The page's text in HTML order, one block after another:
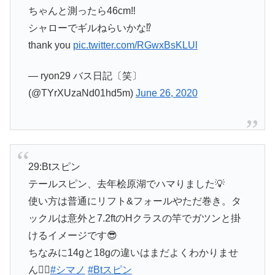
ちゃんと測ったら46cm‼︎
シャローでギルねらいかな⁉︎
thank you pic.twitter.com/RGwxBsKLUl
— ryon29 バス日記〔笑〕
(@TYrXUzaNd01hd5m) June 26, 2020
29:Btスピン
テールスピン、去年桧原湖でハマりました💡
使い方は普通にリフト&フォールやただ巻き。タ
ックルは意外と7.2ftのHクラスの竿でガツンと掛
けるイメージです😎
ちなみに14gと18gの違いはまだよくわかりませ
ん🤦‍♂️#シマノ #Btスピン